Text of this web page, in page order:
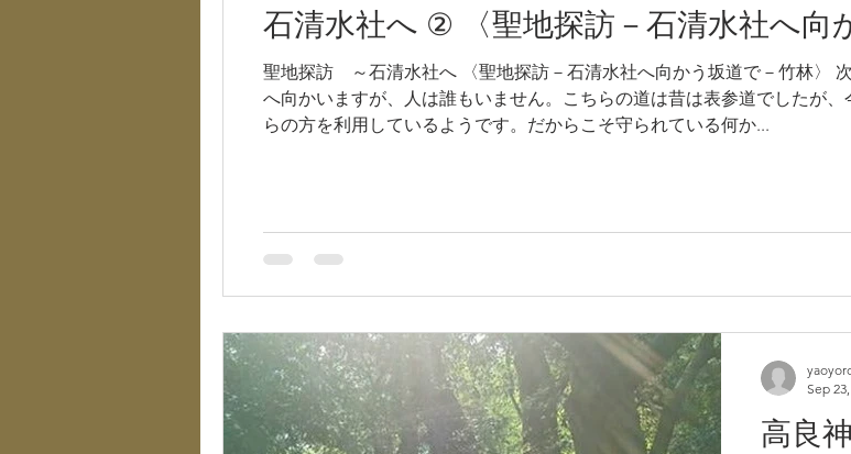
石清水社へ ② 〈聖地探訪－石清水社へ向
聖地探訪 ～石清水社へ 〈聖地探訪－石清水社へ向かう坂道で－竹林〉
へ向かいますが、人は誰もいません。こちらの道は昔は表参道でしたが
らの方を利用しているようです。だからこそ守られている何か...
高良
Sep